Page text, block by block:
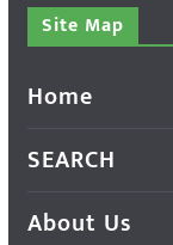
Site Map
Home
SEARCH
About Us